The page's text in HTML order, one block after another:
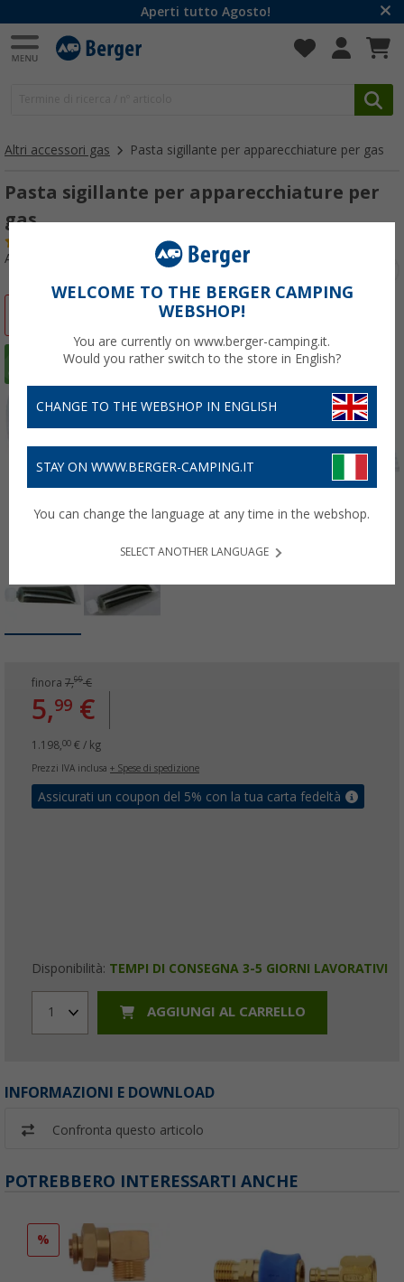
Aperti tutto Agosto!
Altri accessori gas Pasta sigillante per apparecchiature per gas
Pasta sigillante per apparecchiature per
gas
Articolo n: 101590
finora 7,99€
5,99 €
1.198,00 € / kg
Prezzi IVA inclusa + Spese di spedizione
Assicurati un coupon del 5% con la tua carta fedeltà
Disponibilità: TEMPI DI CONSEGNA 3-5 GIORNI LAVORATIVI
1 AGGIUNGI AL CARRELLO
INFORMAZIONI E DOWNLOAD
Confronta questo articolo
POTREBBERO INTERESSARTI ANCHE
%
WELCOME TO THE BERGER CAMPING
WEBSHOP!
You are currently on www.berger-camping.it.
Would you rather switch to the store in English?
CHANGE TO THE WEBSHOP IN ENGLISH
STAY ON WWW.BERGER-CAMPING.IT
You can change the language at any time in the webshop.
SELECT ANOTHER LANGUAGE